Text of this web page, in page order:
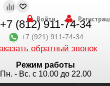
+7 (812) 911-74-34
+7 (921) 911-74-34
обратный звонок
Режим работы
Пн. - Вс. с 10.00 до 22.00
Войти